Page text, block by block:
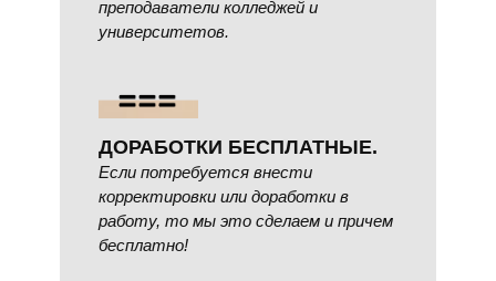
преподаватели колледжей и
университетов.
ДОРАБОТКИ БЕСПЛАТНЫЕ.
Если потребуется внести
корректировки или доработки в
работу, то мы это сделаем и причем
бесплатно!